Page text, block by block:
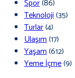
Spor(86)
Teknoloji(35)
Turlar(4)
Ulaşım(17)
Yaşam(612)
Yeme İçme(9)